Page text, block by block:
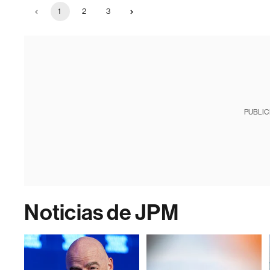
1 2 3
Noticias de JPM